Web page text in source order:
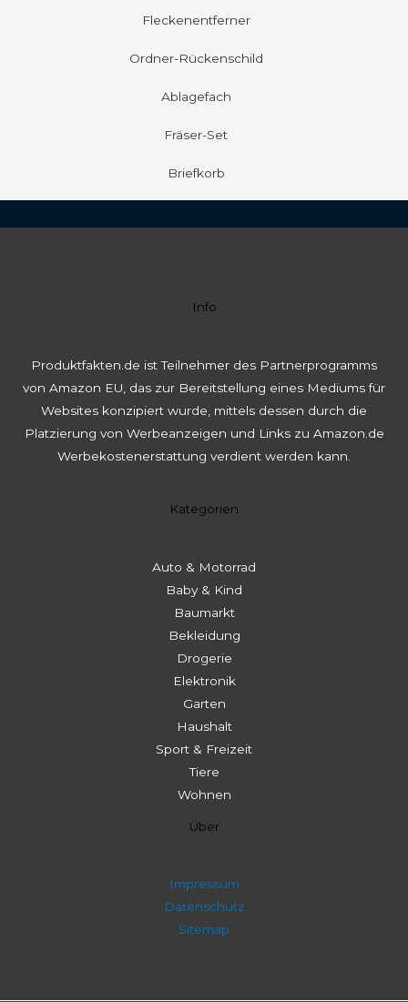
Fleckenentferner
Ordner-Rückenschild
Ablagefach
Fräser-Set
Briefkorb
Info
Produktfakten.de ist Teilnehmer des Partnerprogramms
von Amazon EU, das zur Bereitstellung eines Mediums für
Websites konzipiert wurde, mittels dessen durch die
Platzierung von Werbeanzeigen und Links zu Amazon.de
Werbekostenerstattung verdient werden kann.
Kategorien
Auto & Motorrad
Baby & Kind
Baumarkt
Bekleidung
Drogerie
Elektronik
Garten
Haushalt
Sport & Freizeit
Tiere
Wohnen
Über
Impressum
Datenschutz
Sitemap